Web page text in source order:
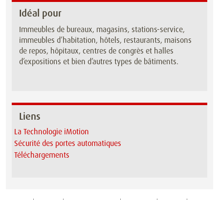
Idéal pour
Immeubles de bureaux, magasins, stations-service,
immeubles d’habitation, hôtels, restaurants, maisons
de repos, hôpitaux, centres de congrès et halles
d’expositions et bien d’autres types de bâtiments.
Liens
La Technologie iMotion
Sécurité des portes automatiques
Téléchargements